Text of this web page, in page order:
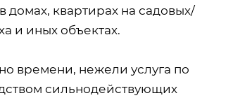
квартирах на садовых/
и иных объектах.
времени, нежели услуга по
сильнодействующих